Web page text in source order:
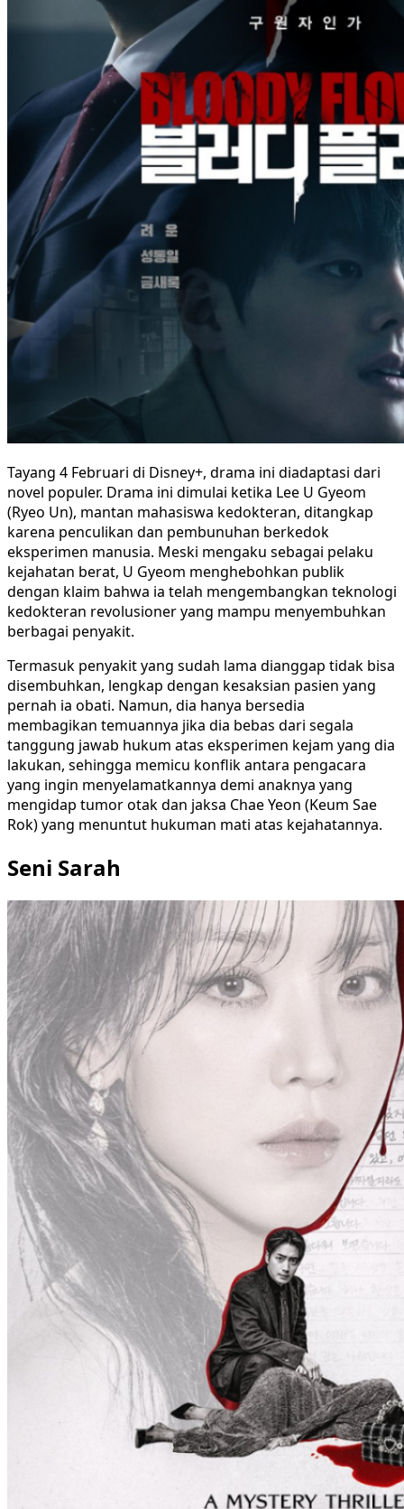
Tayang 4 Februari di Disney+, drama ini diadaptasi dari
novel populer. Drama ini dimulai ketika Lee U Gyeom
(Ryeo Un), mantan mahasiswa kedokteran, ditangkap
karena penculikan dan pembunuhan berkedok
eksperimen manusia. Meski mengaku sebagai pelaku
kejahatan berat, U Gyeom menghebohkan publik
dengan klaim bahwa ia telah mengembangkan teknologi
kedokteran revolusioner yang mampu menyembuhkan
berbagai penyakit.
Termasuk penyakit yang sudah lama dianggap tidak bisa
disembuhkan, lengkap dengan kesaksian pasien yang
pernah ia obati. Namun, dia hanya bersedia
membagikan temuannya jika dia bebas dari segala
tanggung jawab hukum atas eksperimen kejam yang dia
lakukan, sehingga memicu konflik antara pengacara
yang ingin menyelamatkannya demi anaknya yang
mengidap tumor otak dan jaksa Chae Yeon (Keum Sae
Rok) yang menuntut hukuman mati atas kejahatannya.
Seni Sarah